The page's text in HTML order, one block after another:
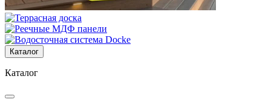
Каталог
Каталог